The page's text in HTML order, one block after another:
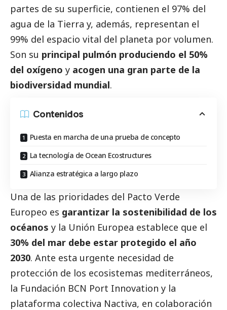
partes de su superficie, contienen el 97% del
agua de la Tierra y, además, representan el
99% del espacio vital del planeta por volumen.
Son su principal pulmón produciendo el 50%
del oxígeno y acogen una gran parte de la
biodiversidad mundial.
Contenidos
Puesta en marcha de una prueba de concepto
La tecnología de Ocean Ecostructures
Alianza estratégica a largo plazo
Una de las prioridades del Pacto Verde
Europeo es garantizar la sostenibilidad de los
océanos y la Unión Europea establece que el
30% del mar debe estar protegido el año
2030. Ante esta urgente necesidad de
protección de los ecosistemas mediterráneos,
la Fundación BCN Port Innovation y la
plataforma colectiva Nactiva, en colaboración